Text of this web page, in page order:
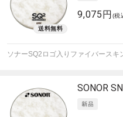
9,075円 (税
ソナーSQ2ロゴ入りファイバースキ
SONOR